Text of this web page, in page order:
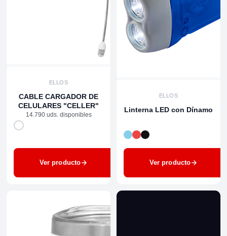
ELLOS
CABLE CARGADOR DE
CELULARES "CELLER"
14.790 uds. disponibles
Ver producto
ELLOS
Linterna LED con Dínamo
Ver producto